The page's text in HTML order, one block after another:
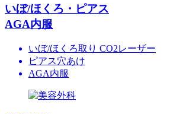
いぼ/ほくろ・ピアス
AGA内服
いぼ/ほくろ取り CO2レーザー
ピアス穴あけ
AGA内服